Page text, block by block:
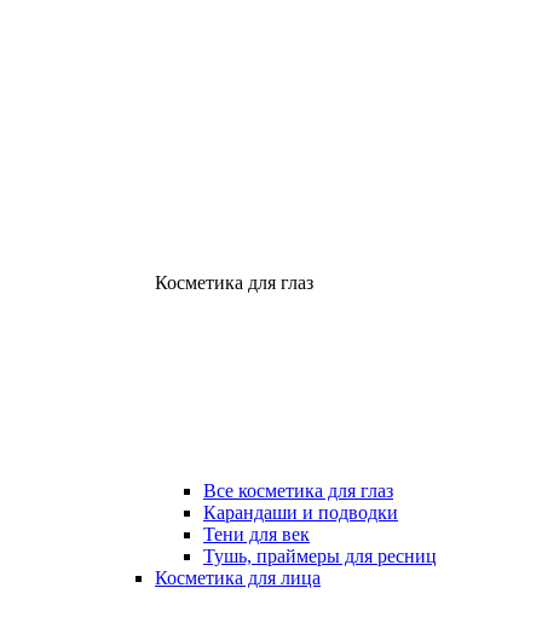
Косметика для глаз
Все косметика для глаз
Карандаши и подводки
Тени для век
Тушь, праймеры для ресниц
Косметика для лица